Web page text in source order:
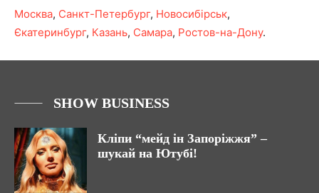
Москва, Санкт-Петербург, Новосибірськ,
Єкатеринбург, Казань, Самара, Ростов-на-Дону.
SHOW BUSINESS
Кліпи “мейд ін Запоріжжя” –
шукай на Ютубі!